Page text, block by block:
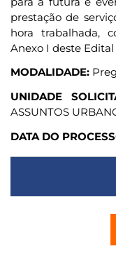
prestação de
hora trabalhada,
Anexo I deste Edital
MODALIDADE:
UNIDADE
ASSUNTOS
DATA DO